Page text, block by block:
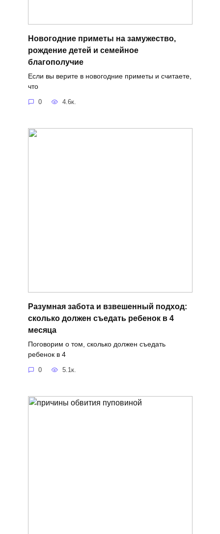
Новогодние приметы на замужество,
рождение детей и семейное
благополучие
Если вы верите в новогодние приметы и считаете,
что
0 4.6к.
Разумная забота и взвешенный подход:
сколько должен съедать ребенок в 4
месяца
Поговорим о том, сколько должен съедать
ребенок в 4
0 5.1к.